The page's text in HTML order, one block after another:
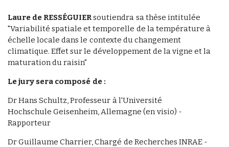
Laure de RESSÉGUIERsoutiendra sa thèse intitulée
"Variabilité spatiale et temporelle de la température à
échelle locale dans le contexte du changement
climatique. Effet sur le développement de la vigne et la
maturation du raisin"
Le jury sera composé de :
Dr Hans Schultz, Professeur à l'Université
Hochschule Geisenheim, Allemagne (en visio) -
Rapporteur
Dr Guillaume Charrier, Chargé de Recherches INRAE -